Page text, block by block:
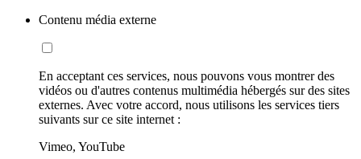
Contenu média externe
En acceptant ces services, nous pouvons vous montrer des
vidéos ou d'autres contenus multimédia hébergés sur des sites
externes. Avec votre accord, nous utilisons les services tiers
suivants sur ce site internet :
Vimeo, YouTube